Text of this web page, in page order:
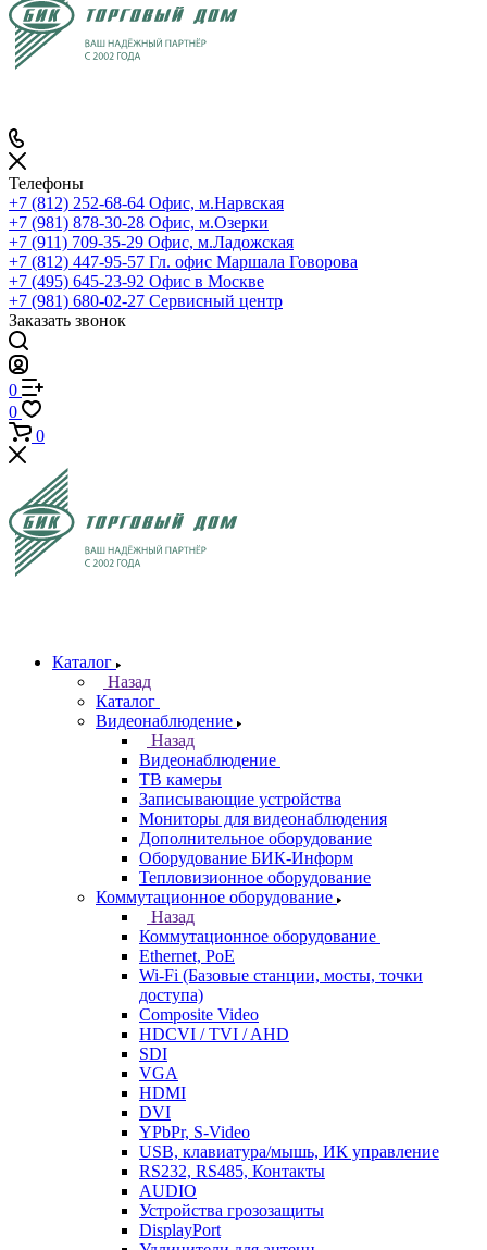
Телефоны
+7 (812) 252-68-64 Офис, м.Нарвская
+7 (981) 878-30-28 Офис, м.Озерки
+7 (911) 709-35-29 Офис, м.Ладожская
+7 (812) 447-95-57 Гл. офис Маршала Говорова
+7 (495) 645-23-92 Офис в Москве
+7 (981) 680-02-27 Сервисный центр
Заказать звонок
0
0
0
Каталог
Назад
Каталог
Видеонаблюдение
Назад
Видеонаблюдение
ТВ камеры
Записывающие устройства
Мониторы для видеонаблюдения
Дополнительное оборудование
Оборудование БИК-Информ
Тепловизионное оборудование
Коммутационное оборудование
Назад
Коммутационное оборудование
Ethernet, PoE
Wi-Fi (Базовые станции, мосты, точки
доступа)
Composite Video
HDCVI / TVI / AHD
SDI
VGA
HDMI
DVI
YPbPr, S-Video
USB, клавиатура/мышь, ИК управление
RS232, RS485, Контакты
AUDIO
Устройства грозозащиты
DisplayPort